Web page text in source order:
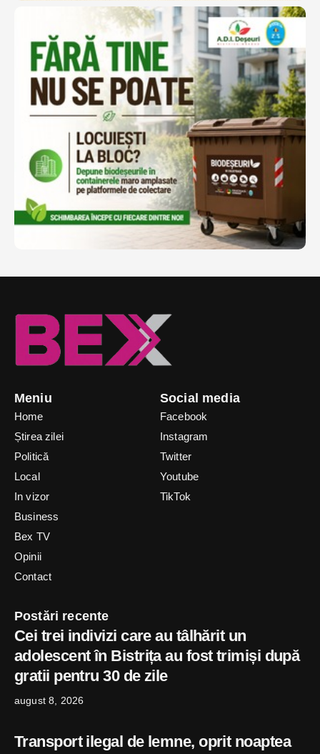
Meniu
Home
Știrea zilei
Politică
Local
In vizor
Business
Bex TV
Opinii
Contact
Social media
Facebook
Instagram
Twitter
Youtube
TikTok
Postări recente
Cei trei indivizi care au tâlhărit un
adolescent în Bistrița au fost trimiși după
gratii pentru 30 de zile
august 8, 2026
Transport ilegal de lemne, oprit noaptea